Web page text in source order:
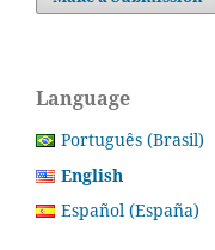
Language
Português (Brasil)
English
Español (España)